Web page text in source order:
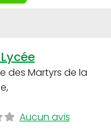
des Martyrs de la
,
Aucun avis